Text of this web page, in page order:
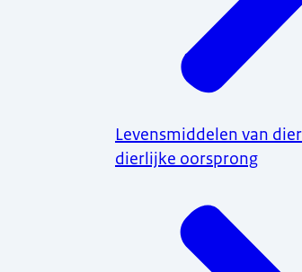
Levensmiddelen van
dierlijke oorsprong